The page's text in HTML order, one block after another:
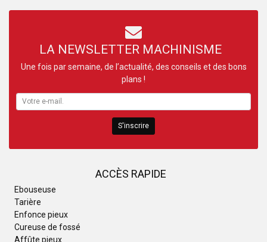
ACCÈS RAPIDE
Ebouseuse
Tarière
Enfonce pieux
Cureuse de fossé
Affûte pieux
LA NEWSLETTER MACHINISME
Une fois par semaine, de l’actualité, des conseils et des bons
plans !
S'inscrire